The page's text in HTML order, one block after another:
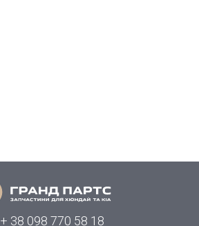
+ 38 098 770 58 18